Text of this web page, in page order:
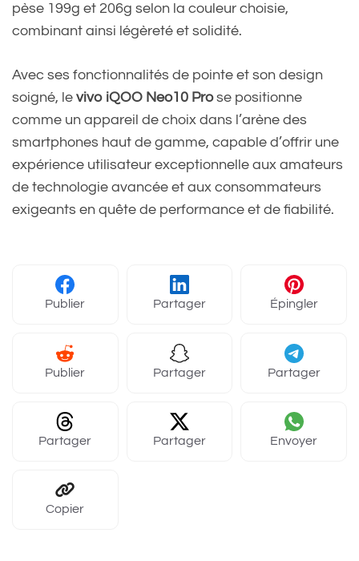
pèse 199g et 206g selon la couleur choisie,
combinant ainsi légèreté et solidité.
Avec ses fonctionnalités de pointe et son design
soigné, le vivo iQOO Neo10 Prose positionne
comme un appareil de choix dans l’arène des
smartphones haut de gamme, capable d’offrir une
expérience utilisateur exceptionnelle aux amateurs
de technologie avancée et aux consommateurs
exigeants en quête de performance et de fiabilité.
Publier Partager Épingler
Publier Partager Partager
Partager Partager Envoyer
Copier